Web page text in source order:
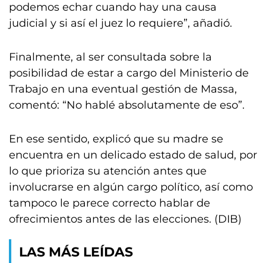
podemos echar cuando hay una causa
judicial y si así el juez lo requiere”, añadió.
Finalmente, al ser consultada sobre la
posibilidad de estar a cargo del Ministerio de
Trabajo en una eventual gestión de Massa,
comentó: “No hablé absolutamente de eso”.
En ese sentido, explicó que su madre se
encuentra en un delicado estado de salud, por
lo que prioriza su atención antes que
involucrarse en algún cargo político, así como
tampoco le parece correcto hablar de
ofrecimientos antes de las elecciones. (DIB)
LAS MÁS LEÍDAS